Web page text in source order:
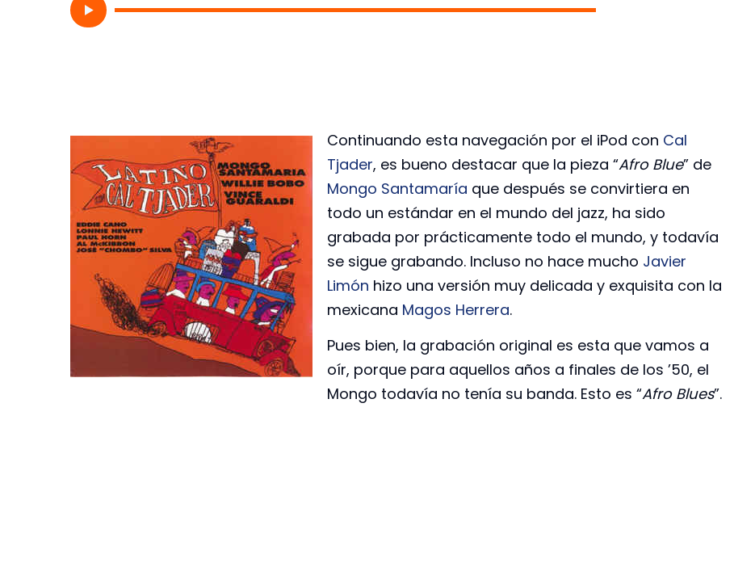
Continuando esta navegación por el iPod con Cal
Tjader, es bueno destacar que la pieza “Afro Blue” de
Mongo Santamaría que después se convirtiera en
todo un estándar en el mundo del jazz, ha sido
grabada por prácticamente todo el mundo, y todavía
se sigue grabando. Incluso no hace mucho Javier
Limón hizo una versión muy delicada y exquisita con la
mexicana Magos Herrera.
Pues bien, la grabación original es esta que vamos a
oír, porque para aquellos años a finales de los ’50, el
Mongo todavía no tenía su banda. Esto es “Afro Blues”.